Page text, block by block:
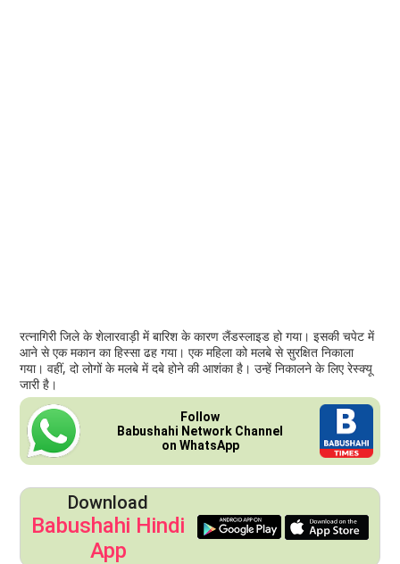
रत्नागिरी जिले के शेलारवाड़ी में बारिश के कारण लैंडस्लाइड हो गया। इसकी चपेट में
आने से एक मकान का हिस्सा ढह गया। एक महिला को मलबे से सुरक्षित निकाला
गया। वहीं, दो लोगों के मलबे में दबे होने की आशंका है। उन्हें निकालने के लिए रेस्क्यू
जारी है।
Follow
Babushahi Network Channel
on WhatsApp
Download
Babushahi Hindi
App